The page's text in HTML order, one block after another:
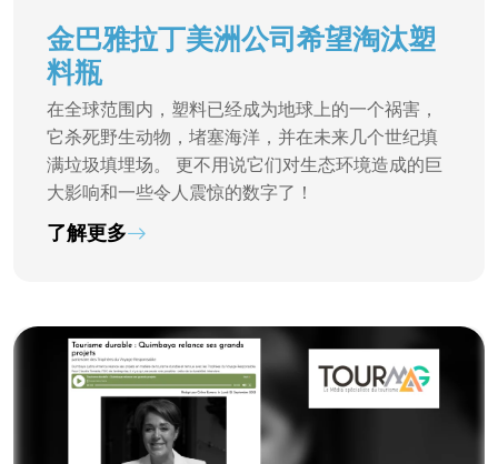
金巴雅拉丁美洲公司希望淘汰塑
料瓶
在全球范围内，塑料已经成为地球上的一个祸害，
它杀死野生动物，堵塞海洋，并在未来几个世纪填
满垃圾填埋场。 更不用说它们对生态环境造成的巨
大影响和一些令人震惊的数字了！
了解更多